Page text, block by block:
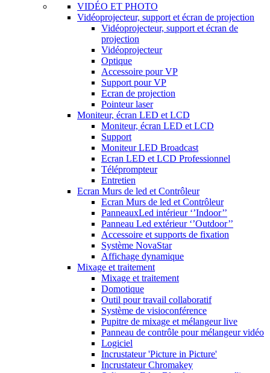
VIDÉO ET PHOTO
Vidéoprojecteur, support et écran de projection
Vidéoprojecteur, support et écran de
projection
Vidéoprojecteur
Optique
Accessoire pour VP
Support pour VP
Ecran de projection
Pointeur laser
Moniteur, écran LED et LCD
Moniteur, écran LED et LCD
Support
Moniteur LED Broadcast
Ecran LED et LCD Professionnel
Téléprompteur
Entretien
Ecran Murs de led et Contrôleur
Ecran Murs de led et Contrôleur
PanneauxLed intérieur ‘’Indoor’’
Panneau Led extérieur ‘’Outdoor’’
Accessoire et supports de fixation
Système NovaStar
Affichage dynamique
Mixage et traitement
Mixage et traitement
Domotique
Outil pour travail collaboratif
Système de visioconférence
Pupitre de mixage et mélangeur live
Panneau de contrôle pour mélangeur vidéo
Logiciel
Incrustateur 'Picture in Picture'
Incrustateur Chromakey